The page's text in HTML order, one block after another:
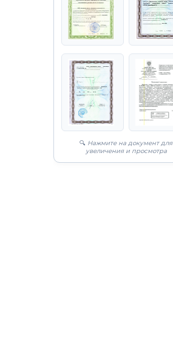
🔍 Нажмите на документ для
увеличения и просмотра